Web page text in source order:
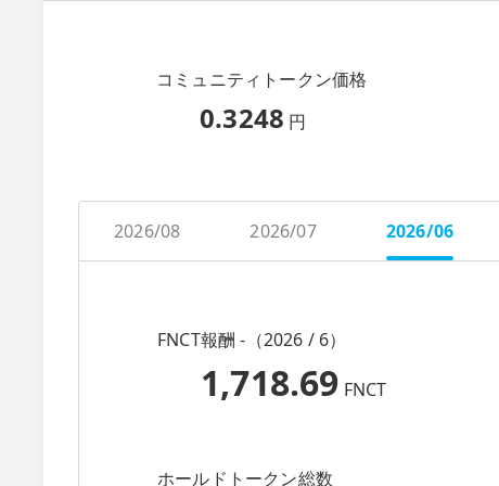
コミュニティトークン価格
0.3248 円
2026/08 2026/07 2026/06
FNCT報酬 -（2026 / 6）
1,718.69 FNCT
ホールドトークン総数